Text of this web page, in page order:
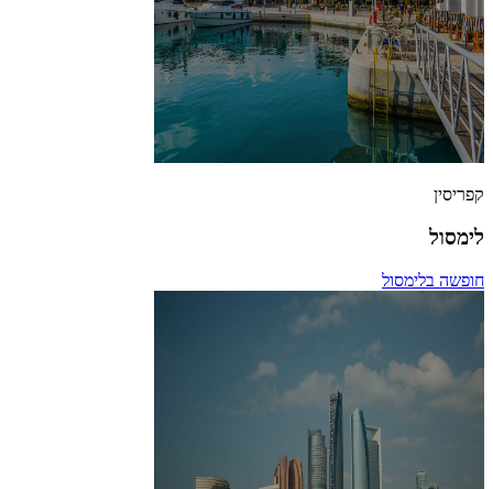
קפריסין
לימסול
חופשה בלימסול